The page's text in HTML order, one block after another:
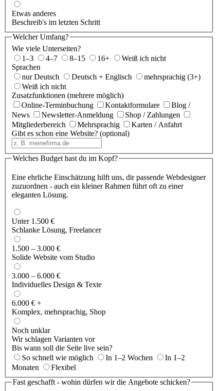
Etwas anderes
Beschreib's im letzten Schritt
Welcher Umfang?
Wie viele Unterseiten?
1–3
4–7 8–15 16+
Weiß ich nicht
Sprachen
nur Deutsch
Deutsch + Englisch
mehrsprachig (3+)
Weiß ich nicht
Zusatzfunktionen (mehrere möglich)
Online-Terminbuchung
Kontaktformulare
Blog /
News
Newsletter-Anmeldung
Shop / Zahlungen
Mitgliederbereich
Mehrsprachig
Karten / Anfahrt
Gibt es schon eine Website? (optional)
Welches Budget hast du im Kopf?
Eine ehrliche Einschätzung hilft uns, dir passende Webdesigner
zuzuordnen - auch ein kleiner Rahmen führt oft zu einer
eleganten Lösung.
Unter 1.500 €
Schlanke Lösung, Freelancer
1.500 – 3.000 €
Solide Website vom Studio
3.000 – 6.000 €
Individuelles Design & Texte
6.000 € +
Komplex, mehrsprachig, Shop
Noch unklar
Wir schlagen Varianten vor
Bis wann soll die Seite live sein?
So schnell wie möglich
In 1–2 Wochen
In 1–2
Monaten
Flexibel
Fast geschafft - wohin dürfen wir die Angebote schicken?